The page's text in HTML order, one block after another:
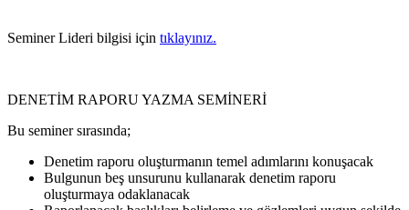
Seminer Lideri bilgisi için tıklayınız.
DENETİM RAPORU YAZMA SEMİNERİ
Bu seminer sırasında;
Denetim raporu oluşturmanın temel adımlarını konuşacak
Bulgunun beş unsurunu kullanarak denetim raporu
oluşturmaya odaklanacak